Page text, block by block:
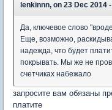
lenkinnn, on 23 Dec 2014
Да, ключевое слово
Еще, возможно,
надежда, что будет
покрывать. Мы же не
счетчиках набежало
запросите вам обязаны
платите